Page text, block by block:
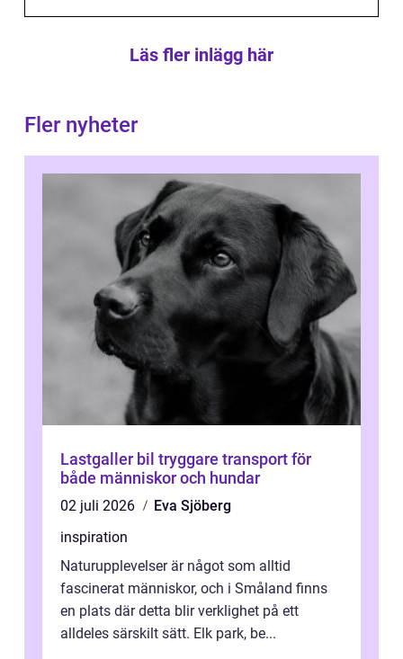
Läs fler inlägg här
Fler nyheter
Lastgaller bil tryggare transport för
både människor och hundar
02 juli 2026
Eva Sjöberg
inspiration
Naturupplevelser är något som alltid
fascinerat människor, och i Småland finns
en plats där detta blir verklighet på ett
alldeles särskilt sätt. Elk park, be...